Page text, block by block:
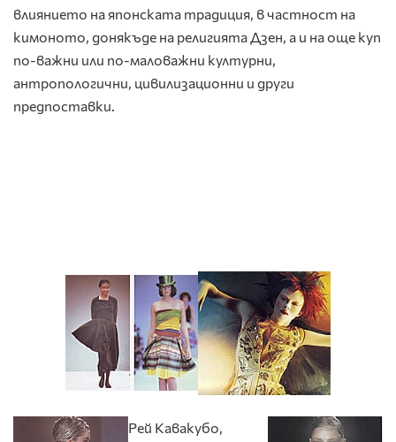
влиянието на японската традиция, в частност на
кимоното, донякъде на религията Дзен, а и на още куп
по-важни или по-маловажни културни,
антропологични, цивилизационни и други
предпоставки.
Рей Кавакубо,